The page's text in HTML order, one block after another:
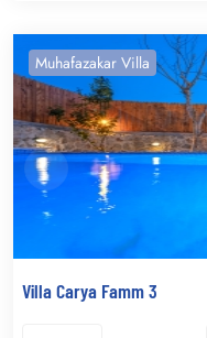
Muhafazakar Villa
Villa Carya Famm 3